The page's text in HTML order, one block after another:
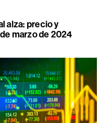
alza: precio y
marzo de 2024